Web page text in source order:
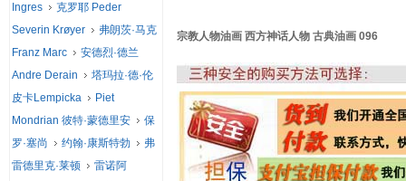
宗教人物油画 西方神话人物 古典油画 096
Ingres
克罗耶 Peder
Severin Krøyer
弗朗茨·马克
Franz Marc
安德烈·德兰
Andre Derain
塔玛拉·德·伦
皮卡Lempicka
Piet
Mondrian 彼特·蒙德里安
保
罗·塞尚
约翰·康斯特勃
弗
雷德里克·莱顿
雷诺阿